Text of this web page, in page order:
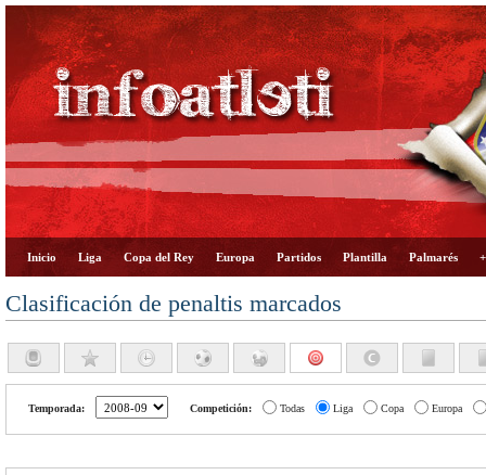
Inicio Liga Copa del Rey Europa Partidos Plantilla Palmarés
Clasificación de penaltis marcados
Temporada: Competición: Todas Liga Copa Europa